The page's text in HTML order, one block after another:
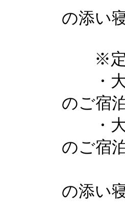
の添い
※定員
・大
のご宿
・大
のご宿
の添い